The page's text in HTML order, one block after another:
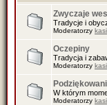
Zwyczaje
Tradycje i
Moderatorzy
Oczepiny
Tradycja i
Moderatorzy
W którym
Moderatorzy